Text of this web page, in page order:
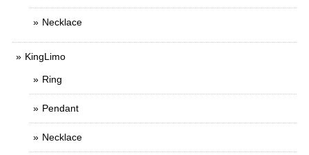
Necklace
KingLimo
Ring
Pendant
Necklace